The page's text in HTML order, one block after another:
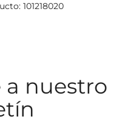
101218020
a nuestro